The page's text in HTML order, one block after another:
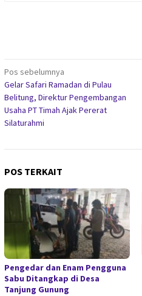
Navigasi
pos
Pos sebelumnya
Gelar Safari Ramadan di Pulau
Belitung, Direktur Pengembangan
Usaha PT Timah Ajak Pererat
Silaturahmi
POS TERKAIT
Pengedar dan Enam Pengguna
Sabu Ditangkap di Desa
Tanjung Gunung